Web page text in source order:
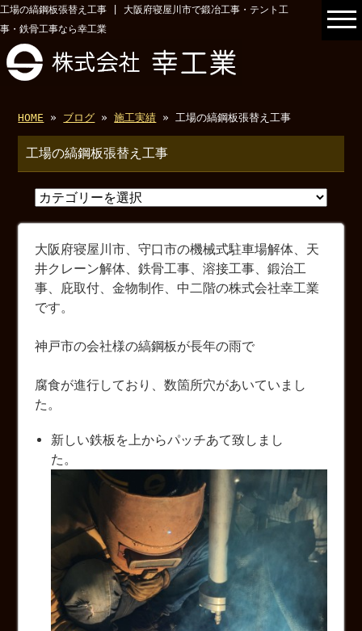
工場の縞鋼板張替え工事 | 大阪府寝屋川市で鍛冶工事・テント工
事・鉄骨工事なら幸工業
HOME » ブログ »施工実績 » 工場の縞鋼板張替え工事
工場の縞鋼板張替え工事
大阪府寝屋川市、守口市の機械式駐車場解体、天
井クレーン解体、鉄骨工事、溶接工事、鍛治工
事、庇取付、金物制作、中二階の株式会社幸工業
です。
神戸市の会社様の縞鋼板が長年の雨で
腐食が進行しており、数箇所穴があいていまし
た。
新しい鉄板を上からパッチあて致しまし
た。